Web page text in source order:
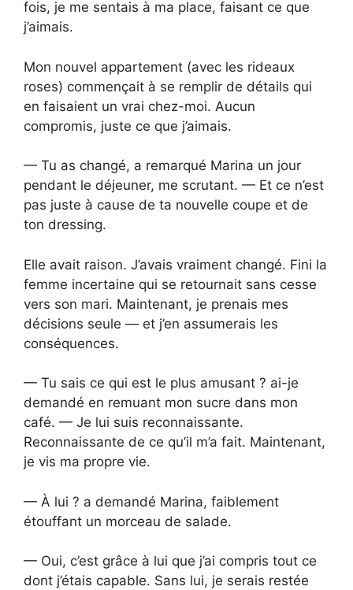
fois, je me sentais à ma place, faisant ce que
j’aimais.
Mon nouvel appartement (avec les rideaux
roses) commençait à se remplir de détails qui
en faisaient un vrai chez-moi. Aucun
compromis, juste ce que j’aimais.
— Tu as changé, a remarqué Marina un jour
pendant le déjeuner, me scrutant. — Et ce n’est
pas juste à cause de ta nouvelle coupe et de
ton dressing.
Elle avait raison. J’avais vraiment changé. Fini la
femme incertaine qui se retournait sans cesse
vers son mari. Maintenant, je prenais mes
décisions seule — et j’en assumerais les
conséquences.
— Tu sais ce qui est le plus amusant ? ai-je
demandé en remuant mon sucre dans mon
café. — Je lui suis reconnaissante.
Reconnaissante de ce qu’il m’a fait. Maintenant,
je vis ma propre vie.
— À lui ? a demandé Marina, faiblement
étouffant un morceau de salade.
— Oui, c’est grâce à lui que j’ai compris tout ce
dont j’étais capable. Sans lui, je serais restée